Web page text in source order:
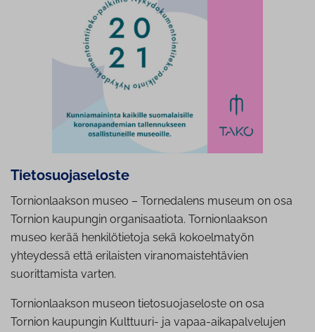
Tie­to­suo­ja­se­los­te
Tornionlaakson museo – Tornedalens museum on osa
Tornion kaupungin organisaatiota. Tornionlaakson
museo kerää henkilötietoja sekä kokoelmatyön
yhteydessä että erilaisten viranomaistehtävien
suorittamista varten.
Tornionlaakson museon tietosuojaseloste on osa
Tornion kaupungin Kulttuuri- ja vapaa-aikapalvelujen